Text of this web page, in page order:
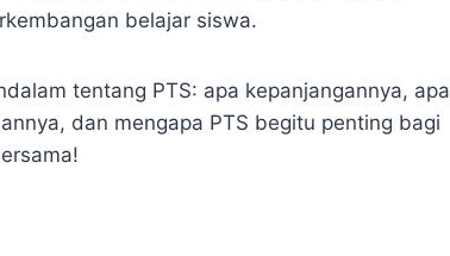
belajar siswa.
tentang PTS: apa kepanjangannya, apa
dan mengapa PTS begitu penting bagi